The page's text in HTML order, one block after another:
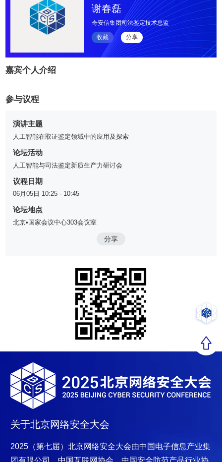
谢春磊
奇安信集团司法鉴定技术总监
收藏 分享
嘉宾个人介绍
参与议程
演讲主题
人工智能在取证鉴定领域中的应用及探索
论坛活动
人工智能与司法鉴定新质生产力研讨会
议程日期
06月05日 10:25 - 10:45
论坛地点
北京•国家会议中心303会议室
分享
关于北京网络安全大会
2025（第七届）北京网络安全大会由中国电子信息产业集